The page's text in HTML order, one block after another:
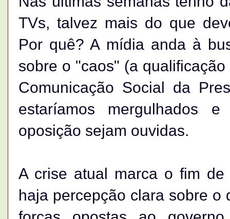
TVs, talvez mais do que
Por quê? A mídia anda à
sobre o "caos" (a
Comunicação Social da
estaríamos mergulhados
oposição sejam ouvidas.
A crise atual marca o fim
haja percepção clara sobre o